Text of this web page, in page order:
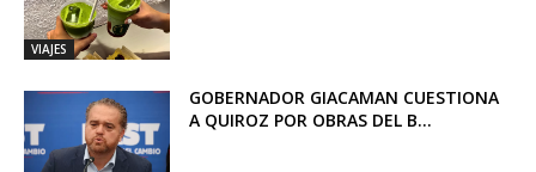
VIAJES
GOBERNADOR GIACAMAN CUESTIONA
A QUIROZ POR OBRAS DEL B...